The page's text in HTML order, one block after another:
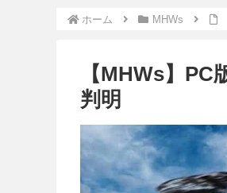
ホーム MHWs
【MHWs】
判明